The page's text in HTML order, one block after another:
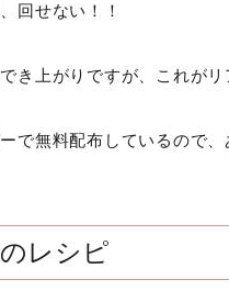
回せない！！
き上がりですが、これが
で無料配布しているので、
レシピ